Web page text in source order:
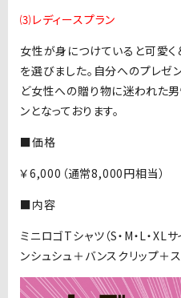
⑶レディースプラン
女性が身につけていると可愛
を選びました。自分へのプレゼ
ど女性への贈り物に迷われた
ンとなっております。
■価格
￥6,000（通常8,000円相当）
■内容
ミニロゴTシャツ（S・M・L・XL
ンシュシュ＋バンスクリップ＋